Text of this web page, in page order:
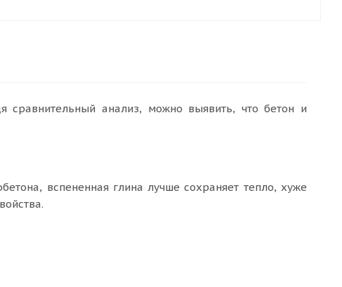
сравнительный анализ, можно выявить, что бетон и
вспененная глина лучше сохраняет тепло, хуже